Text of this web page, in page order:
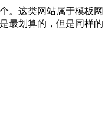
。这类网站属于模板网
最划算的，但是同样的